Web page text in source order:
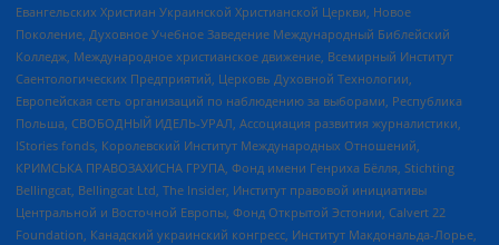
Евангельских Христиан Украинской Христианской Церкви, Новое
Поколение, Духовное Учебное Заведение Международный Библейский
Колледж, Международное христианское движение, Всемирный Институт
Саентологических Предприятий, Церковь Духовной Технологии,
Европейская сеть организаций по наблюдению за выборами, Республика
Польша, СВОБОДНЫЙ ИДЕЛЬ-УРАЛ, Ассоциация развития журналистики,
IStories fonds, Королевский Институт Международных Отношений,
КРИМСЬКА ПРАВОЗАХИСНА ГРУПА, Фонд имени Генриха Бёлля, Stichting
Bellingcat, Bellingcat Ltd, The Insider, Институт правовой инициативы
Центральной и Восточной Европы, Фонд Открытой Эстонии, Calvert 22
Foundation, Канадский украинский конгресс, Институт Макдональда-Лорье,